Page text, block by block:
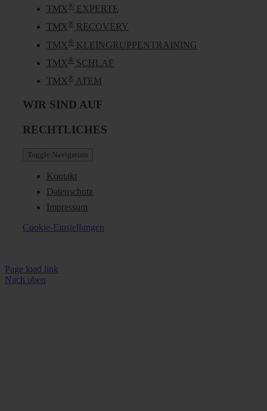
TMX ®EXPERTE
TMX ®RECOVERY
TMX ®KLEINGRUPPENTRAINING
TMX ®SCHLAF
TMX ®ATEM
WIR SIND AUF
RECHTLICHES
Toggle Navigation
Kontakt
Datenschutz
Impressum
Cookie-Einstellungen
Page load link
Nach oben